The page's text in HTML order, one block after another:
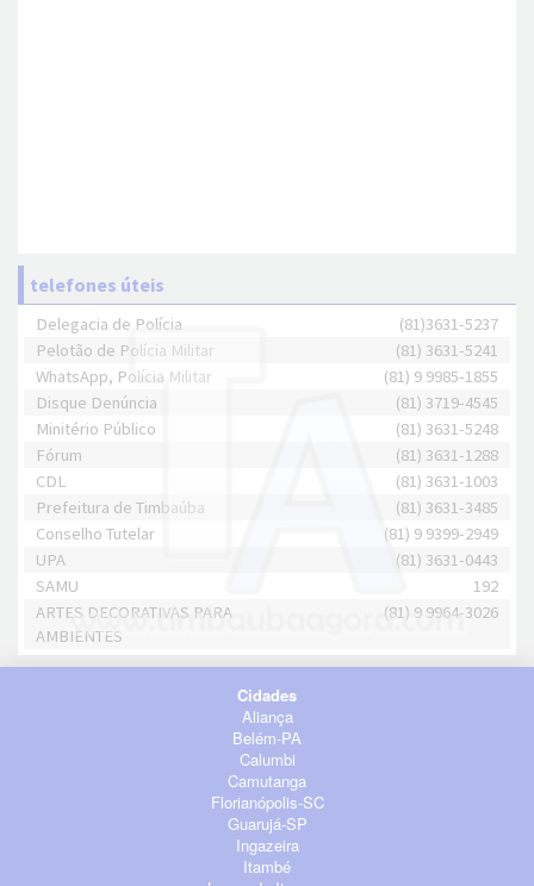
telefones úteis
Delegacia de Polícia
(81)3631-5237
Pelotão de Polícia Militar
(81) 3631-5241
WhatsApp, Polícia Militar
(81) 9 9985-1855
Disque Denúncia
(81) 3719-4545
Minitério Público
(81) 3631-5248
Fórum
(81) 3631-1288
CDL
(81) 3631-1003
Prefeitura de Timbaúba
(81) 3631-3485
Conselho Tutelar
(81) 9 9399-2949
UPA
(81) 3631-0443
SAMU
192
ARTES DECORATIVAS PARA
AMBIENTES
(81) 9 9964-3026
Cidades
Aliança
Belém-PA
Calumbi
Camutanga
Florianópolis-SC
Guarujá-SP
Ingazeira
Itambé